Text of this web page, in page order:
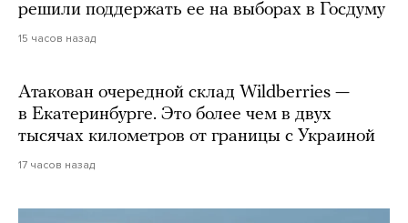
решили поддержать ее на выборах в Госдуму
15 часов назад
Атакован очередной склад Wildberries —
в Екатеринбурге. Это более чем в двух
тысячах километров от границы с Украиной
17 часов назад